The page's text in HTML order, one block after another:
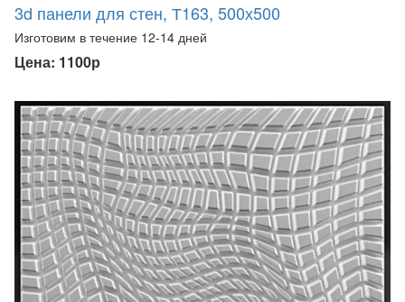
3d панели для стен, Т163, 500х500
Изготовим в течение 12-14 дней
Цена: 1100р